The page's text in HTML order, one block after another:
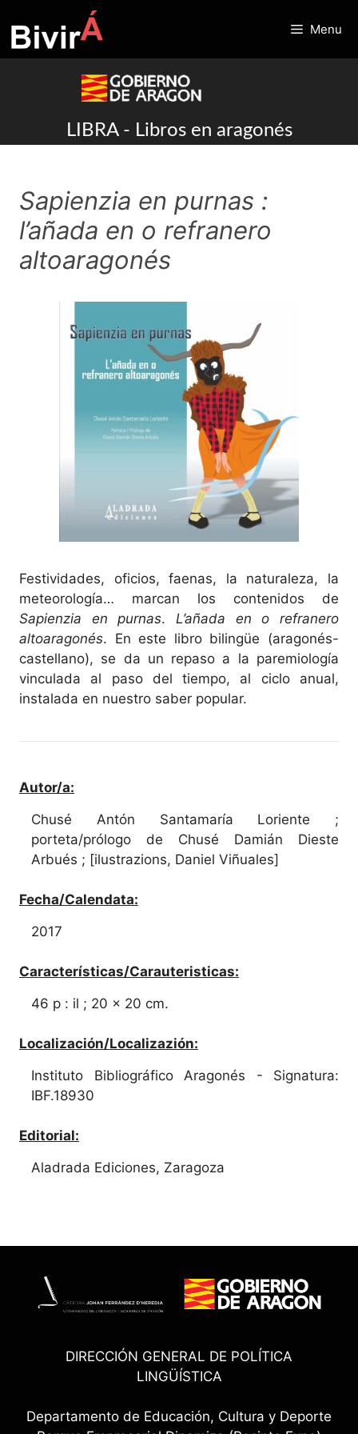
to
content
Menu
LIBRA - Libros en aragonés
Sapienzia en purnas :
l’añada en o refranero
altoaragonés
Festividades, oficios, faenas, la naturaleza, la
meteorología… marcan los contenidos de
Sapienzia en purnas. L’añada en o refranero
altoaragonés. En este libro bilingüe (aragonés-
castellano), se da un repaso a la paremiología
vinculada al paso del tiempo, al ciclo anual,
instalada en nuestro saber popular.
Autor/a:
Chusé Antón Santamaría Loriente ;
porteta/prólogo de Chusé Damián Dieste
Arbués ; [ilustrazions, Daniel Viñuales]
Fecha/Calendata:
2017
Características/Carauteristicas:
46 p : il ; 20 x 20 cm.
Localización/Localizazión:
Instituto Bibliográfico Aragonés - Signatura:
IBF.18930
Editorial:
Aladrada Ediciones, Zaragoza
DIRECCIÓN GENERAL DE POLÍTICA
LINGÜÍSTICA
Departamento de Educación, Cultura y Deporte